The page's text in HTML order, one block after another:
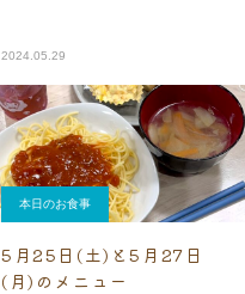
2024.05.29
本日のお食事
5月25日(土)と5月27日
(月)のメニュー